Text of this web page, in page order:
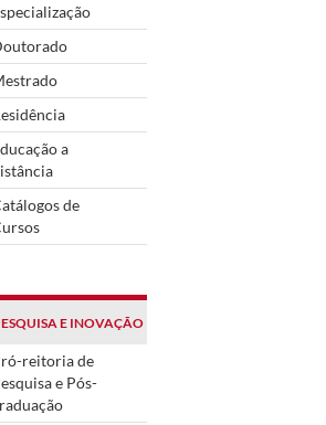
a
de
E INOVAÇÃO
reitoria de
e Pós-